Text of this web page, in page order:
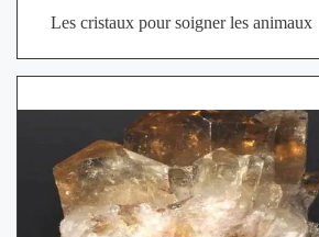
Les cristaux pour soigner les animaux